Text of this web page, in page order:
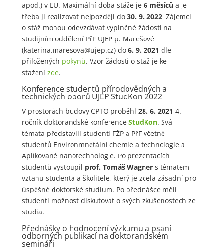
apod.) v EU. Maximální doba stáže je 6 měsíců a je
třeba ji realizovat nejpozději do 30. 9. 2022. Zájemci
o stáž mohou odevzdávat vyplněné žádosti na
studijním oddělení PřF UJEP p. Marešové
(katerina.maresova@ujep.cz) do 6. 9. 2021 dle
přiložených pokynů. Vzor žádosti o stáž je ke
stažení zde.
Konference studentů přírodovědných a
technických oborů UJEP StudKon 2022
V prostorách budovy CPTO proběhl 28. 6. 2021 4.
ročník doktorandské konference StudKon. Svá
témata představili studenti FŽP a PřF včetně
studentů Environmnetální chemie a technologie a
Aplikované nanotechnologie. Po prezentacích
studentů vystoupil prof. Tomáš Wagners tématem
vztahu studenta a školitele, který je zcela zásadní pro
úspěšné doktorské studium. Po přednášce měli
studenti možnost diskutovat o svých zkušenostech ze
studia.
Přednášky o hodnocení výzkumu a psaní
odborných publikací na doktorandském
semináři